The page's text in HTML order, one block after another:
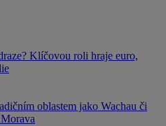
Klíčovou roli hraje euro,
oblastem jako Wachau či